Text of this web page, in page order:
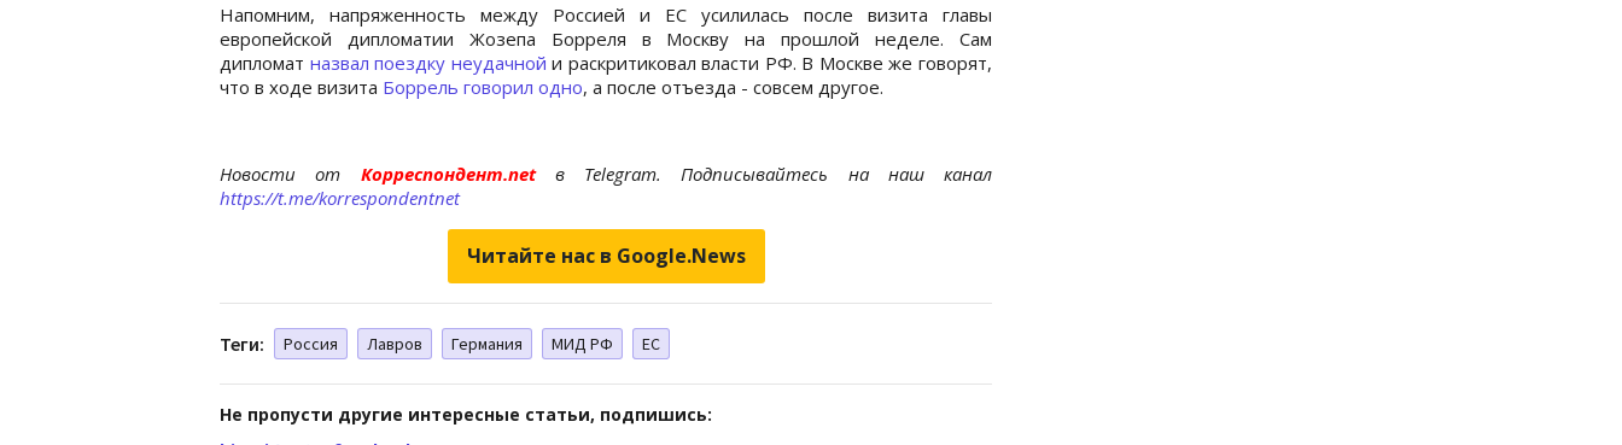
Напомним, напряженность между Россией и ЕС усилилась после визита главы
европейской дипломатии Жозепа Борреля в Москву на прошлой неделе. Сам
дипломат назвал поездку неудачной и раскритиковал власти РФ. В Москве же говорят,
что в ходе визита Боррель говорил одно, а после отъезда - совсем другое.
Новости от Корреспондент.net в Telegram. Подписывайтесь на наш канал
https://t.me/korrespondentnet
Читайте нас в Google.News
Теги: Россия Лавров Германия МИД РФ ЕС
Не пропусти другие интересные статьи, подпишись: